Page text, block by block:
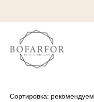
Сортировка: рекомендуем